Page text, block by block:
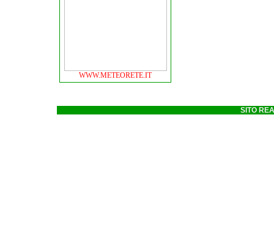
WWW.METEORETE.IT
SITO